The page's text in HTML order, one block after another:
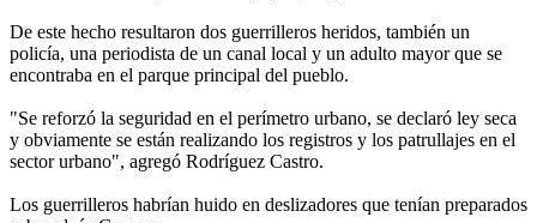
De este hecho resultaron dos guerrilleros heridos, también un
policía, una periodista de un canal local y un adulto mayor que se
encontraba en el parque principal del pueblo.
"Se reforzó la seguridad en el perímetro urbano, se declaró ley seca
y obviamente se están realizando los registros y los patrullajes en el
sector urbano", agregó Rodríguez Castro.
Los guerrilleros habrían huido en deslizadores que tenían preparados